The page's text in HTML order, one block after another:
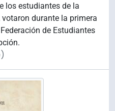
los estudiantes de la
durante la primera
de Estudiantes